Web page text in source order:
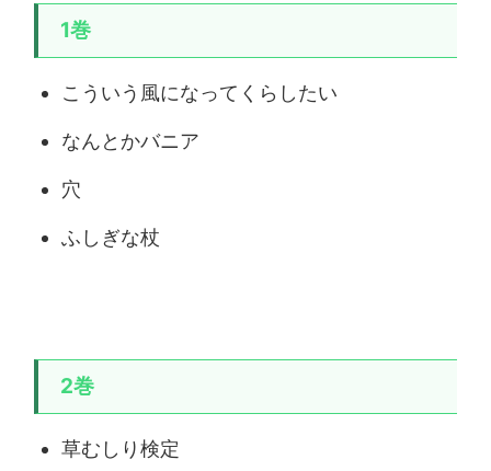
1巻
こういう風になってくらしたい
なんとかバニア
穴
ふしぎな杖
2巻
草むしり検定